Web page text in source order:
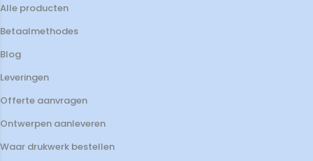
Alle producten
Betaalmethodes
Blog
Leveringen
Offerte aanvragen
Ontwerpen aanleveren
Waar drukwerk bestellen